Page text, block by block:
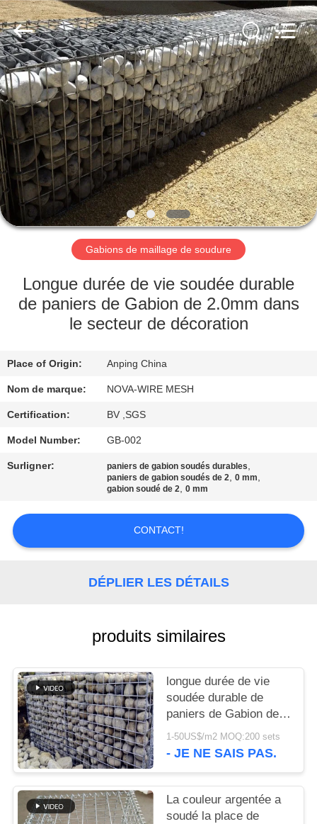
À
LA
MAISON
PRODUITS
VIDÉOS
SPECTACLE
VR
PROPOS
DE
NOUS
VISITE
L'USINE
CONTRÔLE
NOUS
CONTACTER
NOUVELLES
LES
AFFAIRES
Nova
Metal
Wire
Mesh
Products
Co.,
Ltd..
All
Rights
Reserved.
Gabions de maillage de soudure
Longue durée de vie soudée durable
de paniers de Gabion de 2.0mm dans
le secteur de décoration
Place of Origin: Anping China
Nom de marque: NOVA-WIRE MESH
Certification: BV ,SGS
Model Number: GB-002
Surligner: paniers de gabion soudés durables,
paniers de gabion soudés de 2,0 mm,
gabion soudé de 2,0 mm
CONTACT!
DÉPLIER LES DÉTAILS
produits similaires
longue durée de vie
soudée durable de
paniers de Gabion de
2.0mm dans le secteur
de décoration
1-50US$/m2 MOQ:200 sets
- JE NE SAIS PAS.
La couleur argentée a
soudé la place de